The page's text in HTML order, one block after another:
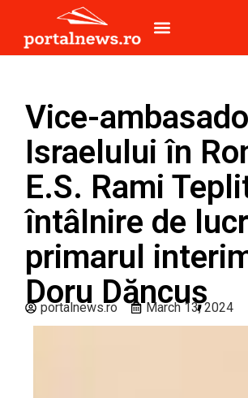
Vice-
Israelului în
E.S. Rami
întâlnire de
primarul
Doru Dăncuș
portalnews.ro March 13, 2024